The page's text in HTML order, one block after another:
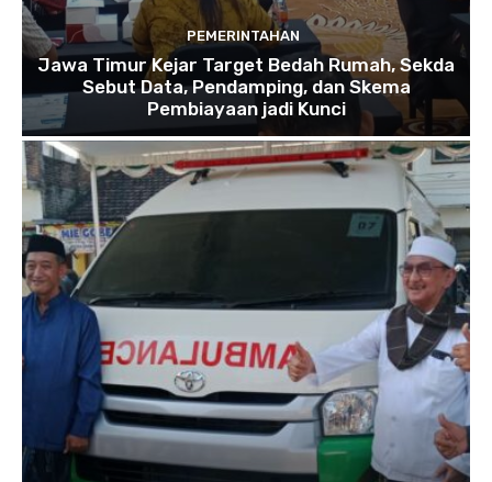
PEMERINTAHAN
Jawa Timur Kejar Target Bedah Rumah, Sekda
Sebut Data, Pendamping, dan Skema
Pembiayaan jadi Kunci